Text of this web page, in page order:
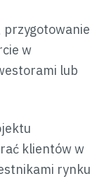
w
lub
klientów w
rynku